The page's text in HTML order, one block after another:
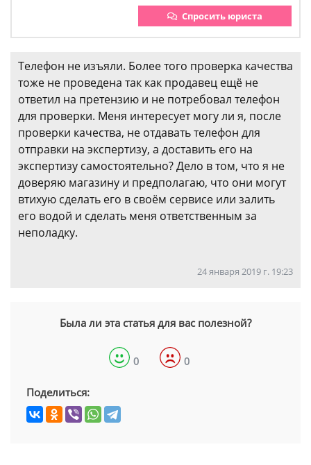
Спросить юриста
Телефон не изъяли. Более того проверка качества
тоже не проведена так как продавец ещё не
ответил на претензию и не потребовал телефон
для проверки. Меня интересует могу ли я, после
проверки качества, не отдавать телефон для
отправки на экспертизу, а доставить его на
экспертизу самостоятельно? Дело в том, что я не
доверяю магазину и предполагаю, что они могут
втихую сделать его в своём сервисе или залить
его водой и сделать меня ответственным за
неполадку.
24 января 2019 г. 19:23
Была ли эта статья для вас полезной?
0 0
Поделиться: